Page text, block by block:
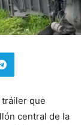
tráiler que
central de la